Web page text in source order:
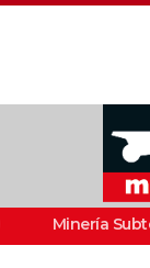
Minería